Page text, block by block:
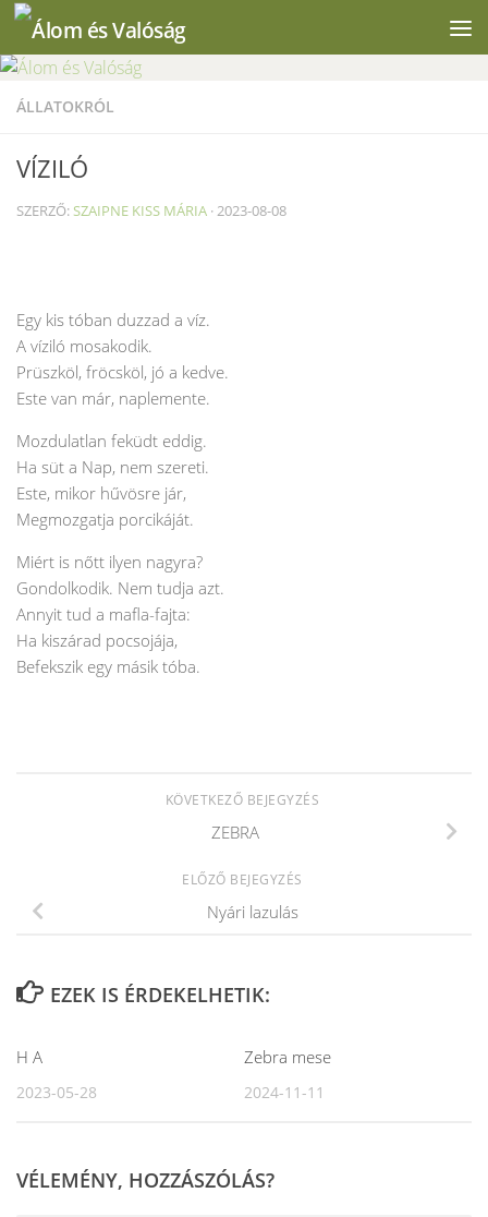
Skip to content
ÁLLATOKRÓL
VÍZILÓ
SZERZŐ:SZAIPNE KISS MÁRIA ·2023-08-08
Egy kis tóban duzzad a víz.
A víziló mosakodik.
Prüszköl, fröcsköl, jó a kedve.
Este van már, naplemente.
Mozdulatlan feküdt eddig.
Ha süt a Nap, nem szereti.
Este, mikor hűvösre jár,
Megmozgatja porcikáját.
Miért is nőtt ilyen nagyra?
Gondolkodik. Nem tudja azt.
Annyit tud a mafla-fajta:
Ha kiszárad pocsojája,
Befekszik egy másik tóba.
KÖVETKEZŐ BEJEGYZÉS
ZEBRA
ELŐZŐ BEJEGYZÉS
Nyári lazulás
EZEK IS ÉRDEKELHETIK:
H A
2023-05-28
Zebra mese
2024-11-11
VÉLEMÉNY, HOZZÁSZÓLÁS?